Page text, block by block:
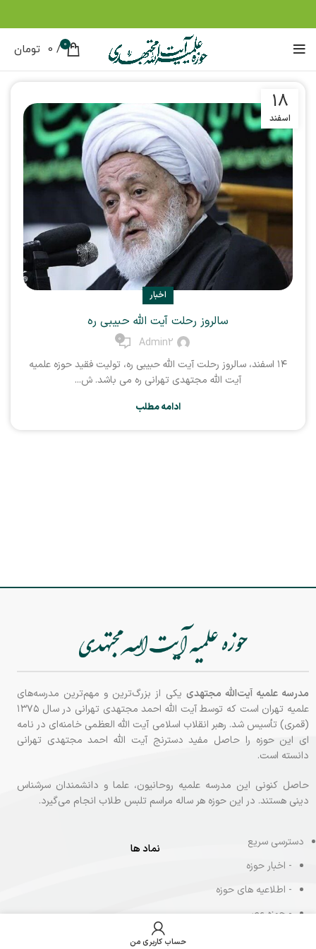
0
/
0 تومان
18
اسفند
اخبار
سالروز رحلت آیت الله حبیبی ره
Admin2
0
۱۴ اسفند، سالروز رحلت آیت الله حبیبی ره، تولیت فقید حوزه علمیه
آیت الله مجتهدی تهرانی ره می باشد. ش...
ادامه مطلب
مدرسه علمیه آیت‌الله مجتهدی یکی از بزرگ‌ترین و مهم‌ترین مدرسه‌های
علمیه تهران است که توسط آیت الله احمد مجتهدی تهرانی در سال ۱۳۷۵
(قمری) تأسیس شد. رهبر انقلاب اسلامی آیت الله العظمی خامنه‌ای در نامه‌
ای این حوزه را حاصل مفید دسترنج آیت الله احمد مجتهدی تهرانی
دانسته‌ است.
حاصل کنونی این مدرسه علمیه روحانیون، علما و دانشمندان سرشناس
دینی هستند. در این حوزه هر ساله مراسم تلبس طلاب انجام می‌گیرد.
دسترسی سریع
- اخبار حوزه
- اطلاعیه های حوزه
- حوزه عصر
نماد ها
حساب کاربری من